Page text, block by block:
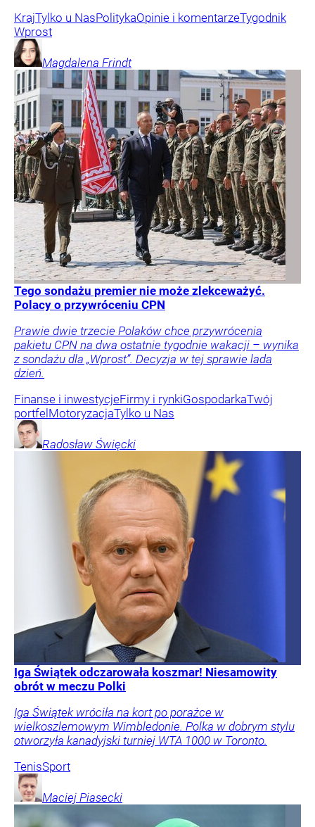
KrajTylko u NasPolitykaOpinie i komentarzeTygodnik
Wprost
Magdalena Frindt
Tego sondażu premier nie może zlekceważyć.
Polacy o przywróceniu CPN
Prawie dwie trzecie Polaków chce przywrócenia
pakietu CPN na dwa ostatnie tygodnie wakacji – wynika
z sondażu dla „Wprost”. Decyzja w tej sprawie lada
dzień.
Finanse i inwestycjeFirmy i rynkiGospodarkaTwój
portfel MotoryzacjaTylko u Nas
Radosław Święcki
Iga Świątek odczarowała koszmar! Niesamowity
obrót w meczu Polki
Iga Świątek wróciła na kort po porażce w
wielkoszlemowym Wimbledonie. Polka w dobrym stylu
otworzyła kanadyjski turniej WTA 1000 w Toronto.
TenisSport
Maciej Piasecki